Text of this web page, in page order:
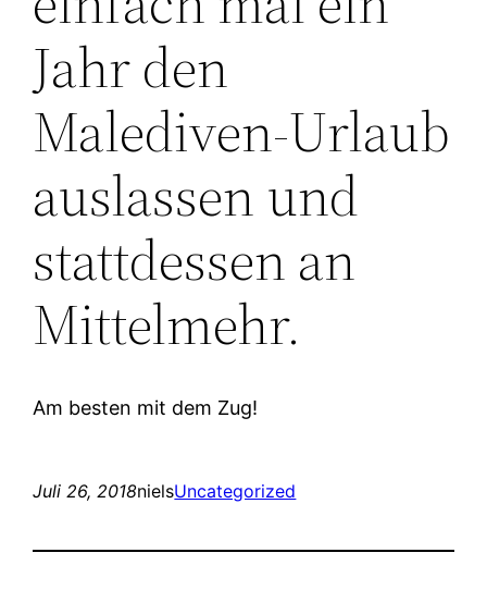
Jahr den
Malediven-Urlaub
auslassen und
stattdessen an
Mittelmehr.
Am besten mit dem Zug!
Juli 26, 2018nielsUncategorized